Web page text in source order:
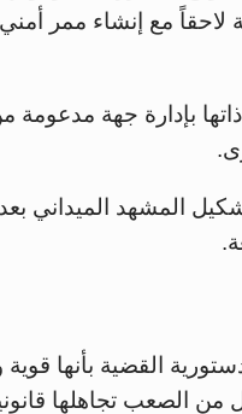
لاحقاً مع إنشاء ممر
بإدارة جهة مدعومة
المشهد الميداني
القضية بأنها قوية
الصعب تجاهلها